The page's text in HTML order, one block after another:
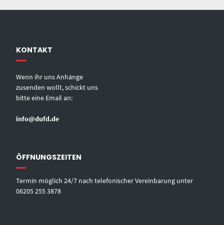
KONTAKT
Wenn ihr uns Anhänge
zusenden wollt, schickt uns
bitte eine Email an:
info@dufd.de
ÖFFNUNGSZEITEN
Termin möglich 24/7 nach telefonischer Vereinbarung unter
06205 255 3878